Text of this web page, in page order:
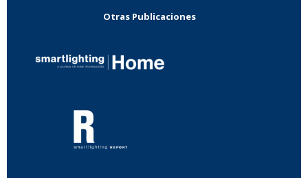
Otras Publicaciones